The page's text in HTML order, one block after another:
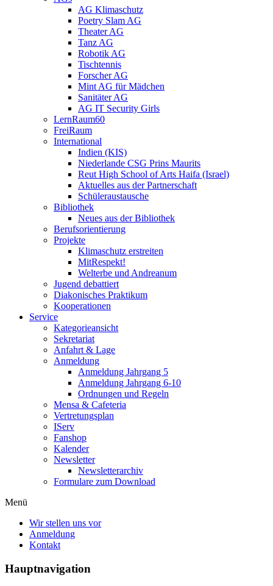
AG Klimaschutz
Poetry Slam AG
Theater AG
Tanz AG
Robotik AG
Tischtennis
Forscher AG
Mint AG für Mädchen
Sanitäter AG
AG IT Security Girls
LernRaum60
FreiRaum
International
Indien (KIS)
Niederlande CSG Prins Maurits
Reut High School of Arts Haifa (Israel)
Aktuelles aus der Partnerschaft
Schüleraustausche
Bibliothek
Neues aus der Bibliothek
Berufsorientierung
Projekte
Klimaschutz erstreiten
MitRespekt!
Welterbe und Andreanum
Jugend debattiert
Diakonisches Praktikum
Kooperationen
Service
Kategorieansicht
Sekretariat
Anfahrt & Lage
Anmeldung
Anmeldung Jahrgang 5
Anmeldung Jahrgang 6-10
Ordnungen und Regeln
Mensa & Cafeteria
Vertretungsplan
IServ
Fanshop
Kalender
Newsletter
Newsletterarchiv
Formulare zum Download
Menü
Wir stellen uns vor
Anmeldung
Kontakt
Hauptnavigation